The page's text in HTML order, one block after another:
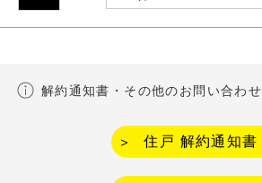
解約通知書・その他のお問い合わせ
住戸 解約通知書